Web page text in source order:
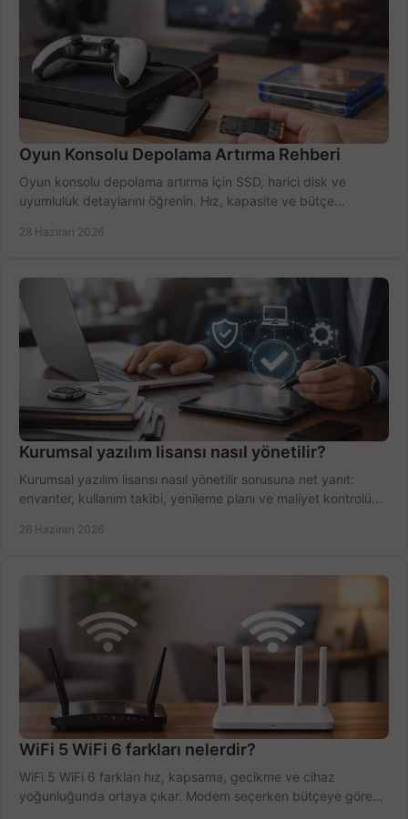
Oyun Konsolu Depolama Artırma Rehberi
Oyun konsolu depolama artırma için SSD, harici disk ve
uyumluluk detaylarını öğrenin. Hız, kapasite ve bütçe
28 Haziran 2026
Kurumsal yazılım lisansı nasıl yönetilir?
Kurumsal yazılım lisansı nasıl yönetilir sorusuna net yanıt:
envanter, kullanım takibi, yenileme planı ve maliyet kontrolü
26 Haziran 2026
WiFi 5 WiFi 6 farkları nelerdir?
WiFi 5 WiFi 6 farkları hız, kapsama, gecikme ve cihaz
yoğunluğunda ortaya çıkar. Modem seçerken bütçeye göre